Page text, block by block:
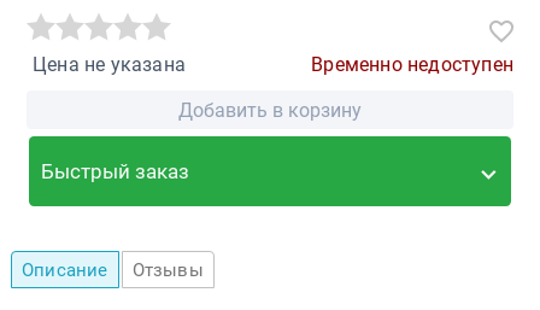
Цена не указана
Временно недоступен
Добавить в корзину
Быстрый заказ
Описание Отзывы